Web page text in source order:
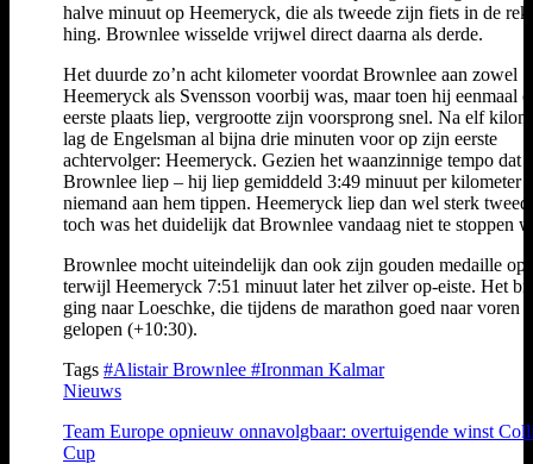
halve minuut op Heemeryck, die als tweede zijn fiets in de
hing. Brownlee wisselde vrijwel direct daarna als derde.
Het duurde zo’n acht kilometer voordat Brownlee aan zowel
Heemeryck als Svensson voorbij was, maar toen hij eenmaal
eerste plaats liep, vergrootte zijn voorsprong snel. Na elf
lag de Engelsman al bijna drie minuten voor op zijn eerste
achtervolger: Heemeryck. Gezien het waanzinnige tempo dat
Brownlee liep – hij liep gemiddeld 3:49 minuut per kilometer
niemand aan hem tippen. Heemeryck liep dan wel sterk
toch was het duidelijk dat Brownlee vandaag niet te stoppen
Brownlee mocht uiteindelijk dan ook zijn gouden medaille
terwijl Heemeryck 7:51 minuut later het zilver op-eiste. Het
ging naar Loeschke, die tijdens de marathon goed naar voren
gelopen (+10:30).
Tags #Alistair Brownlee #Ironman Kalmar
Nieuws
Team Europe opnieuw onnavolgbaar: overtuigende winst
Cup